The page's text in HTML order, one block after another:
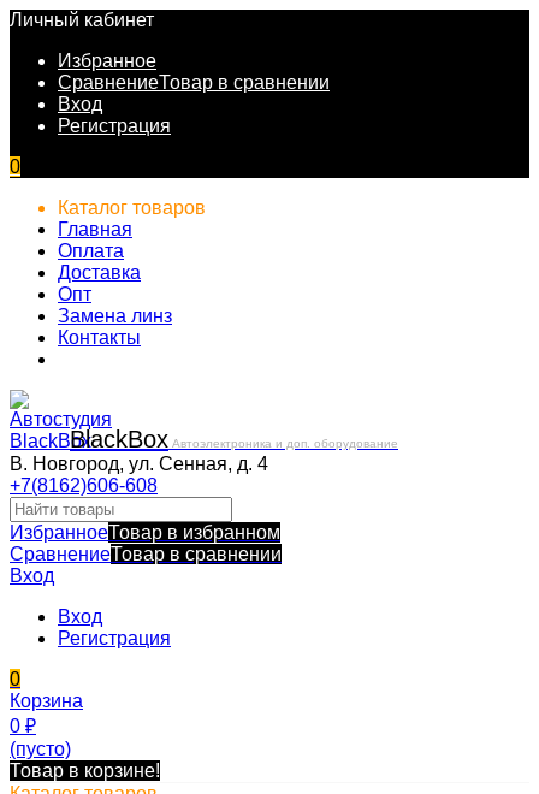
Личный кабинет
Избранное
СравнениеТовар в сравнении
Вход
Регистрация
0
Каталог товаров
Главная
Оплата
Доставка
Опт
Замена линз
Контакты
BlackBox Автоэлектроника и доп. оборудование
В. Новгород, ул. Сенная, д. 4
+7(8162)606-608
ИзбранноеТовар в избранном
СравнениеТовар в сравнении
Вход
Вход
Регистрация
0
Корзина
0 ₽
(пусто)
Товар в корзине!